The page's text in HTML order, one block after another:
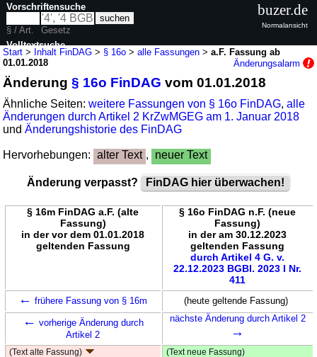
Start > Inhalt FinDAG > § 16o >alle Fassungen >a.F. Fassung ab
01.01.2018
Änderungsalarm
Änderung§ 16o FinDAG vom 01.01.2018
Ähnliche Seiten:weitere Fassungen von § 16o FinDAG,alle
Änderungen durch Artikel 2 KrZwMGEG am 1. Januar 2018
undÄnderungshistorie des FinDAG
Hervorhebungen: alter Text , neuer Text
Änderung verpasst? FinDAG hier überwachen!
§ 16m FinDAG a.F. (alte
Fassung)
in der vor dem 01.01.2018
geltenden Fassung
§ 16o FinDAG n.F. (neue
Fassung)
in der am 30.12.2023
geltenden Fassung
durch Artikel 4 G. v.
22.12.2023 BGBl. 2023 I Nr.
411
← frühere Fassung von § 16m (heute geltende Fassung)
← vorherige Änderung durch
Artikel 2
nächste Änderung durch Artikel 2
→
(Text alte Fassung) (Text neue Fassung)
Vorschriftensuche
§ / Art.
Gesetz
Volltextsuche
buzer.de
Normalansicht